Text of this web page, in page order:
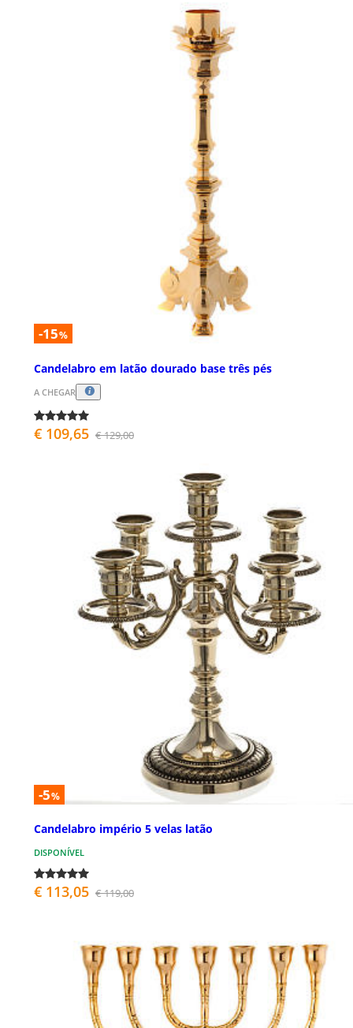
-15%
Candelabro em latão dourado base três pés
A CHEGAR
€ 109,65 € 129,00
-5%
Candelabro império 5 velas latão
DISPONÍVEL
€ 113,05 € 119,00